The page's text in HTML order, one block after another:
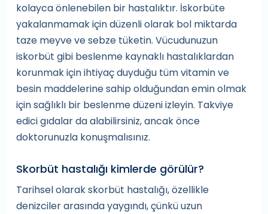
kolayca önlenebilen bir hastalıktır. İskorbüte
yakalanmamak için düzenli olarak bol miktarda
taze meyve ve sebze tüketin. Vücudunuzun
iskorbüt gibi beslenme kaynaklı hastalıklardan
korunmak için ihtiyaç duyduğu tüm vitamin ve
besin maddelerine sahip olduğundan emin olmak
için sağlıklı bir beslenme düzeni izleyin. Takviye
edici gıdalar da alabilirsiniz, ancak önce
doktorunuzla konuşmalısınız.
Skorbüt hastalığı kimlerde görülür?
Tarihsel olarak skorbüt hastalığı, özellikle
denizciler arasında yaygındı, çünkü uzun